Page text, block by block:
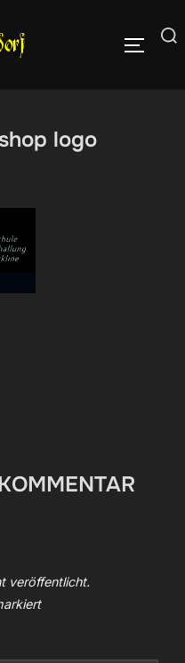
Suchen
logo
veröffentlicht.